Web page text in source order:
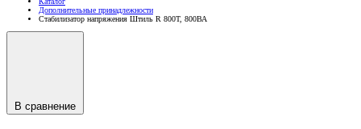
Дополнительные принадлежности
Стабилизатор напряжения Штиль R 800T, 800ВА
В сравнение